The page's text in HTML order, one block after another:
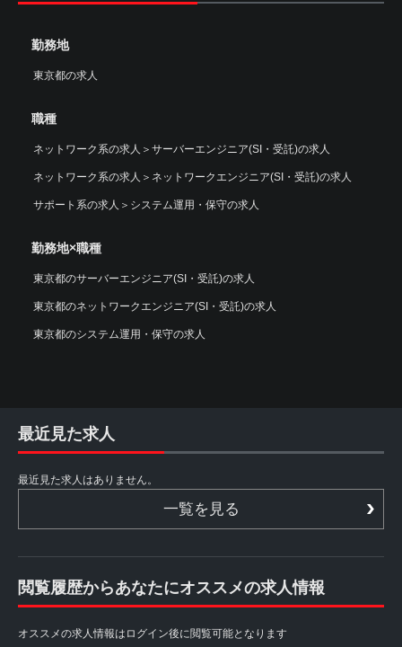
勤務地
東京都の求人
職種
ネットワーク系の求人 ＞ サーバーエンジニア(SI・受託)の求人
ネットワーク系の求人 ＞ ネットワークエンジニア(SI・受託)の求人
サポート系の求人 ＞ システム運用・保守の求人
勤務地×職種
東京都のサーバーエンジニア(SI・受託)の求人
東京都のネットワークエンジニア(SI・受託)の求人
東京都のシステム運用・保守の求人
最近見た求人
最近見た求人はありません。
一覧を見る
閲覧履歴からあなたにオススメの求人情報
オススメの求人情報はログイン後に閲覧可能となります